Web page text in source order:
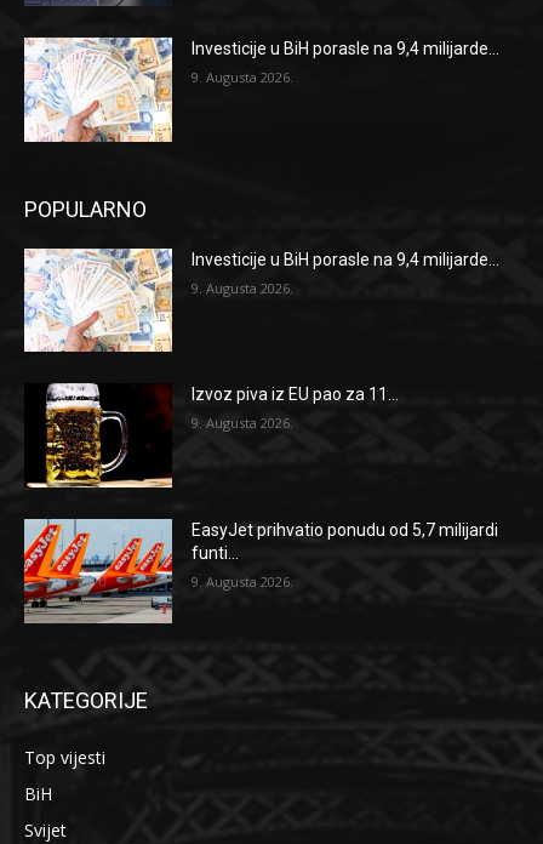
Investicije u BiH porasle na 9,4 milijarde...
9. Augusta 2026.
POPULARNO
Investicije u BiH porasle na 9,4 milijarde...
9. Augusta 2026.
Izvoz piva iz EU pao za 11...
9. Augusta 2026.
EasyJet prihvatio ponudu od 5,7 milijardi
funti...
9. Augusta 2026.
KATEGORIJE
Top vijesti
BiH
Svijet